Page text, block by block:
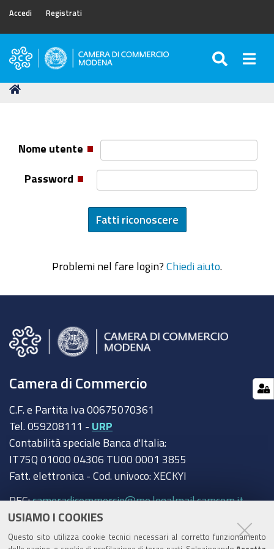
USIAMO I COOKIES
Questo sito utilizza cookie tecnici necessari al corretto funzionamento
Accedi Registrati
Camera
Commercio
Tu
Nome utente
Password
Problemi nel fare login? Chiedi aiuto
Camera di Commercio
C.F. e Partita Iva 00675070361
Tel. 059208111 - URP
Contabilità speciale Banca d'Italia:
IT75Q 01000 04306 TU00 0001 3855
Fatt. elettronica - Cod. univoco: XECKYI
PEC:cameradicommercio@mo.legalmail.camcom.it
Trasparenza